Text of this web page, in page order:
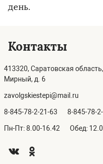
день.
Контакты
413320, Саратовская
Мирный, д. 6
zavolgskiestepi@mail.ru
8-845-78-2-21-63 8-845-78-
Пн-Пт: 8.00-16.42 Обед: